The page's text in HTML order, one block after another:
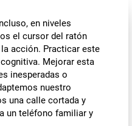
en niveles
el cursor del ratón
acción. Practicar este
Mejorar esta
inesperadas o
nuestro
una calle cortada y
un teléfono familiar y